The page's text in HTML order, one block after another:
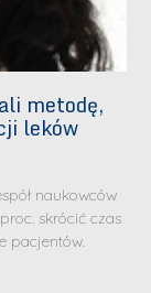
metodę,
leków
naukowców
skrócić czas
pacjentów.